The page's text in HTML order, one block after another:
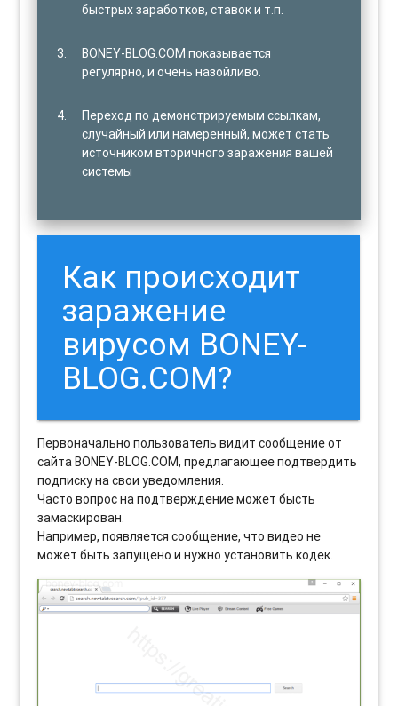
быстрых заработков, ставок и т.п.
BONEY-BLOG.COM показывается
регулярно, и очень назойливо.
Переход по демонстрируемым ссылкам,
случайный или намеренный, может стать
источником вторичного заражения вашей
системы
Как происходит
заражение
вирусом BONEY-
BLOG.COM?
Первоначально пользователь видит сообщение от
сайта BONEY-BLOG.COM, предлагающее подтвердить
подписку на свои уведомления.
Часто вопрос на подтверждение может бысть
замаскирован.
Например, появляется сообщение, что видео не
может быть запущено и нужно установить кодек.